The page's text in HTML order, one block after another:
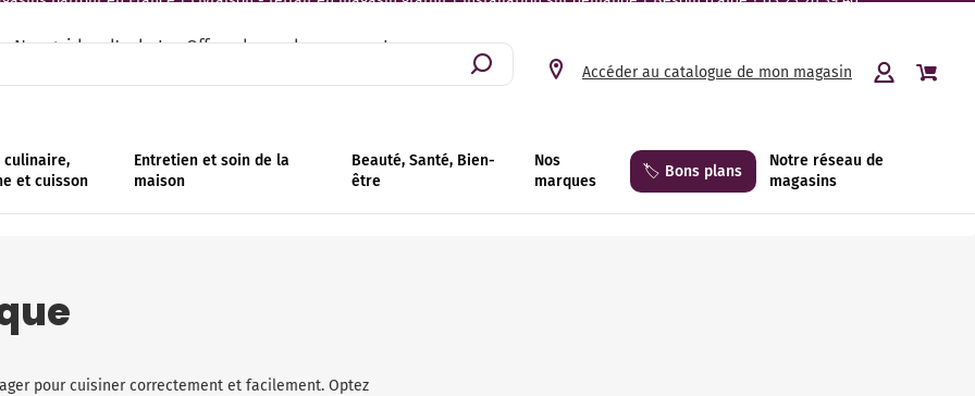
Nos guides d'achat Offres de remboursement
Accéder au catalogue de mon magasin
culinaire,
et cuisson
Entretien et soin de la
maison
Beauté, Santé, Bien-
être
Nos
marques
🏷️ Bons plans
Notre réseau de
magasins
pour cuisiner correctement et facilement. Optez